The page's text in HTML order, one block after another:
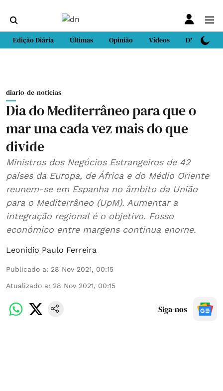
Edição Diária Últimas Opinião Vídeos DN Sport
diario-de-noticias
Dia do Mediterrâneo para que o
mar una cada vez mais do que
divide
Ministros dos Negócios Estrangeiros de 42
países da Europa, de África e do Médio Oriente
reunem-se em Espanha no âmbito da União
para o Mediterrâneo (UpM). Aumentar a
integração regional é o objetivo. Fosso
económico entre margens continua enorne.
Leonídio Paulo Ferreira
Publicado a: 28 Nov 2021, 00:15
Atualizado a: 28 Nov 2021, 00:15
Siga-nos